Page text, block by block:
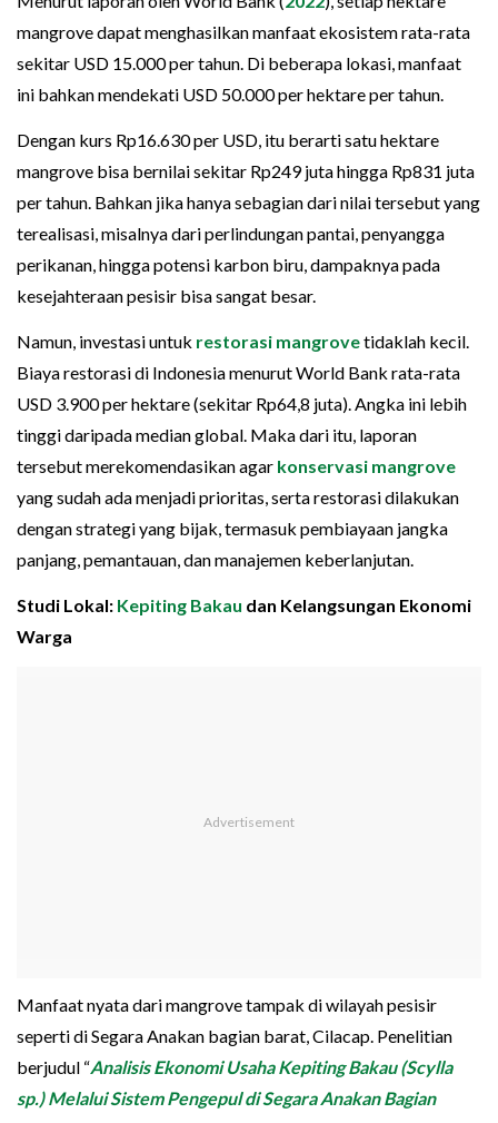
mangrove dapat menghasilkan manfaat ekosistem rata-rata
sekitar USD 15.000 per tahun. Di beberapa lokasi, manfaat
ini bahkan mendekati USD 50.000 per hektare per tahun.
Dengan kurs Rp16.630 per USD, itu berarti satu hektare
mangrove bisa bernilai sekitar Rp249 juta hingga Rp831 juta
per tahun. Bahkan jika hanya sebagian dari nilai tersebut yang
terealisasi, misalnya dari perlindungan pantai, penyangga
perikanan, hingga potensi karbon biru, dampaknya pada
kesejahteraan pesisir bisa sangat besar.
Namun, investasi untuk restorasi mangrovetidaklah kecil.
Biaya restorasi di Indonesia menurut World Bank rata-rata
USD 3.900 per hektare (sekitar Rp64,8 juta). Angka ini lebih
tinggi daripada median global. Maka dari itu, laporan
tersebut merekomendasikan agar konservasi mangrove
yang sudah ada menjadi prioritas, serta restorasi dilakukan
dengan strategi yang bijak, termasuk pembiayaan jangka
panjang, pemantauan, dan manajemen keberlanjutan.
Studi Lokal: Kepiting Bakau dan Kelangsungan Ekonomi
Warga
Manfaat nyata dari mangrove tampak di wilayah pesisir
seperti di Segara Anakan bagian barat, Cilacap. Penelitian
berjudul “Analisis Ekonomi Usaha Kepiting Bakau (Scylla
sp.) Melalui Sistem Pengepul di Segara Anakan Bagian